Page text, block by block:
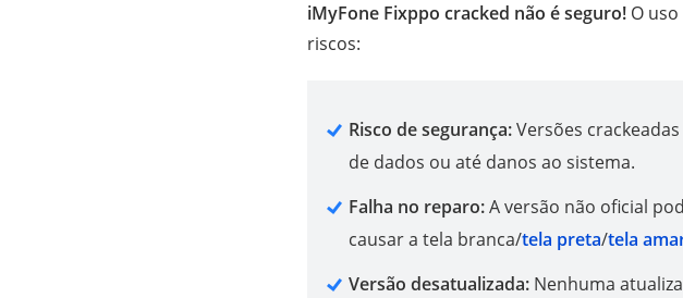
iMyFone Fixppo cracked não é seguro! O
riscos:
Risco de segurança:Versões
de dados ou até danos ao sistema.
Falha no reparo:A versão não oficial
causar a tela branca/tela preta/tela
Versão desatualizada: Nenhuma